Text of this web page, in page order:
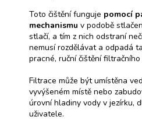
Toto čištění funguje pomocí
mechanismu v podobě
stlačí, a tím z nich odstraní
nemusí rozdělávat a odpadá
pracné, ruční čištění
Filtrace může být umístěna
vyvýšeném místě nebo
úrovní hladiny vody v jezírku,
uživatele.